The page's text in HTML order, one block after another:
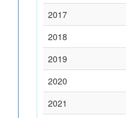
2017
2018
2019
2020
2021